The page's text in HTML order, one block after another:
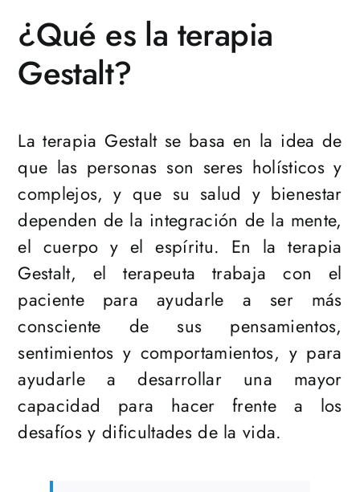
¿Qué es la terapia
Gestalt?
La terapia Gestalt se basa en la idea de
que las personas son seres holísticos y
complejos, y que su salud y bienestar
dependen de la integración de la mente,
el cuerpo y el espíritu. En la terapia
Gestalt, el terapeuta trabaja con el
paciente para ayudarle a ser más
consciente de sus pensamientos,
sentimientos y comportamientos, y para
ayudarle a desarrollar una mayor
capacidad para hacer frente a los
desafíos y dificultades de la vida.